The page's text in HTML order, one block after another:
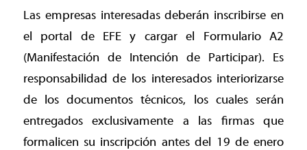
Las empresas interesadas deberán inscribirse en
el portal de EFE y cargar el Formulario A2
(Manifestación de Intención de Participar). Es
responsabilidad de los interesados interiorizarse
de los documentos técnicos, los cuales serán
entregados exclusivamente a las firmas que
formalicen su inscripción antes del 19 de enero